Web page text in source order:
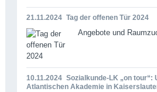
21.11.2024 Tag der offenen Tür 2024
Angebote und
10.11.2024 Sozialkunde-LK „on tour“:
Atlantischen Akademie in